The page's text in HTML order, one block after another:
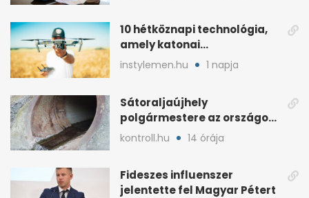
10 hétköznapi technológia,
amely katonai
fejlesztésként indult
instylemen.hu 1 napja
Sátoraljaújhely
polgármestere az országos
hír miatt támadt
kontroll.hu 14 órája
Fideszes influenszer
jelentette fel Magyar Pétert